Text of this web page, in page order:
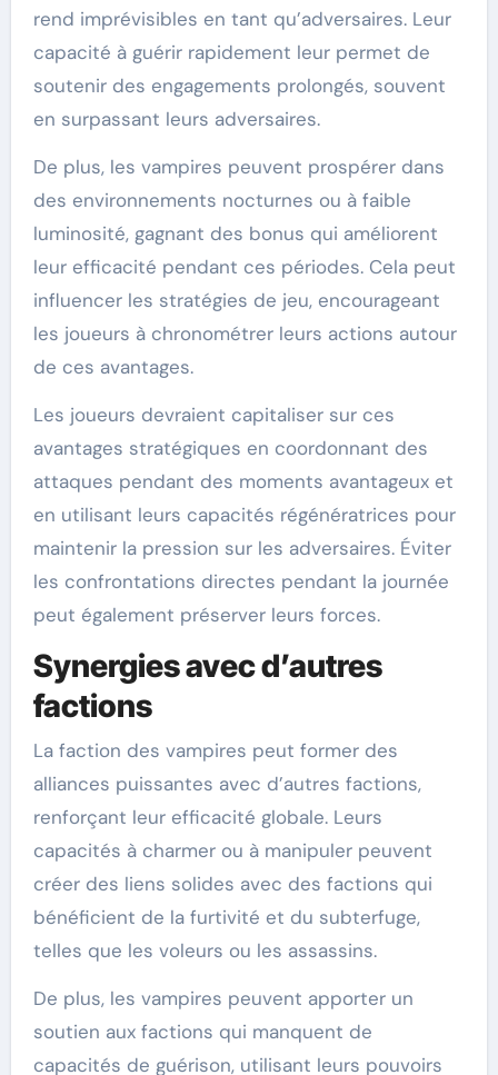
rend imprévisibles en tant qu’adversaires. Leur
capacité à guérir rapidement leur permet de
soutenir des engagements prolongés, souvent
en surpassant leurs adversaires.
De plus, les vampires peuvent prospérer dans
des environnements nocturnes ou à faible
luminosité, gagnant des bonus qui améliorent
leur efficacité pendant ces périodes. Cela peut
influencer les stratégies de jeu, encourageant
les joueurs à chronométrer leurs actions autour
de ces avantages.
Les joueurs devraient capitaliser sur ces
avantages stratégiques en coordonnant des
attaques pendant des moments avantageux et
en utilisant leurs capacités régénératrices pour
maintenir la pression sur les adversaires. Éviter
les confrontations directes pendant la journée
peut également préserver leurs forces.
Synergies avec d’autres
factions
La faction des vampires peut former des
alliances puissantes avec d’autres factions,
renforçant leur efficacité globale. Leurs
capacités à charmer ou à manipuler peuvent
créer des liens solides avec des factions qui
bénéficient de la furtivité et du subterfuge,
telles que les voleurs ou les assassins.
De plus, les vampires peuvent apporter un
soutien aux factions qui manquent de
capacités de guérison, utilisant leurs pouvoirs